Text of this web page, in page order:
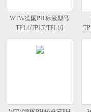
WTW德国PH标液型号
TPL4/TPL7/TPL10